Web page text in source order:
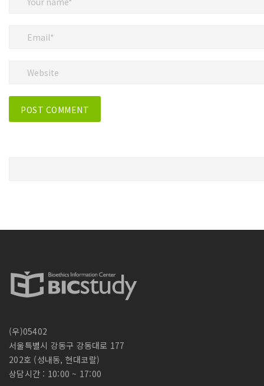
(우)05402
서울특별시 강동구 강동대로 177
202호 (성내동, 현대코랄)
상담시간 : 10:00 ~ 17:00